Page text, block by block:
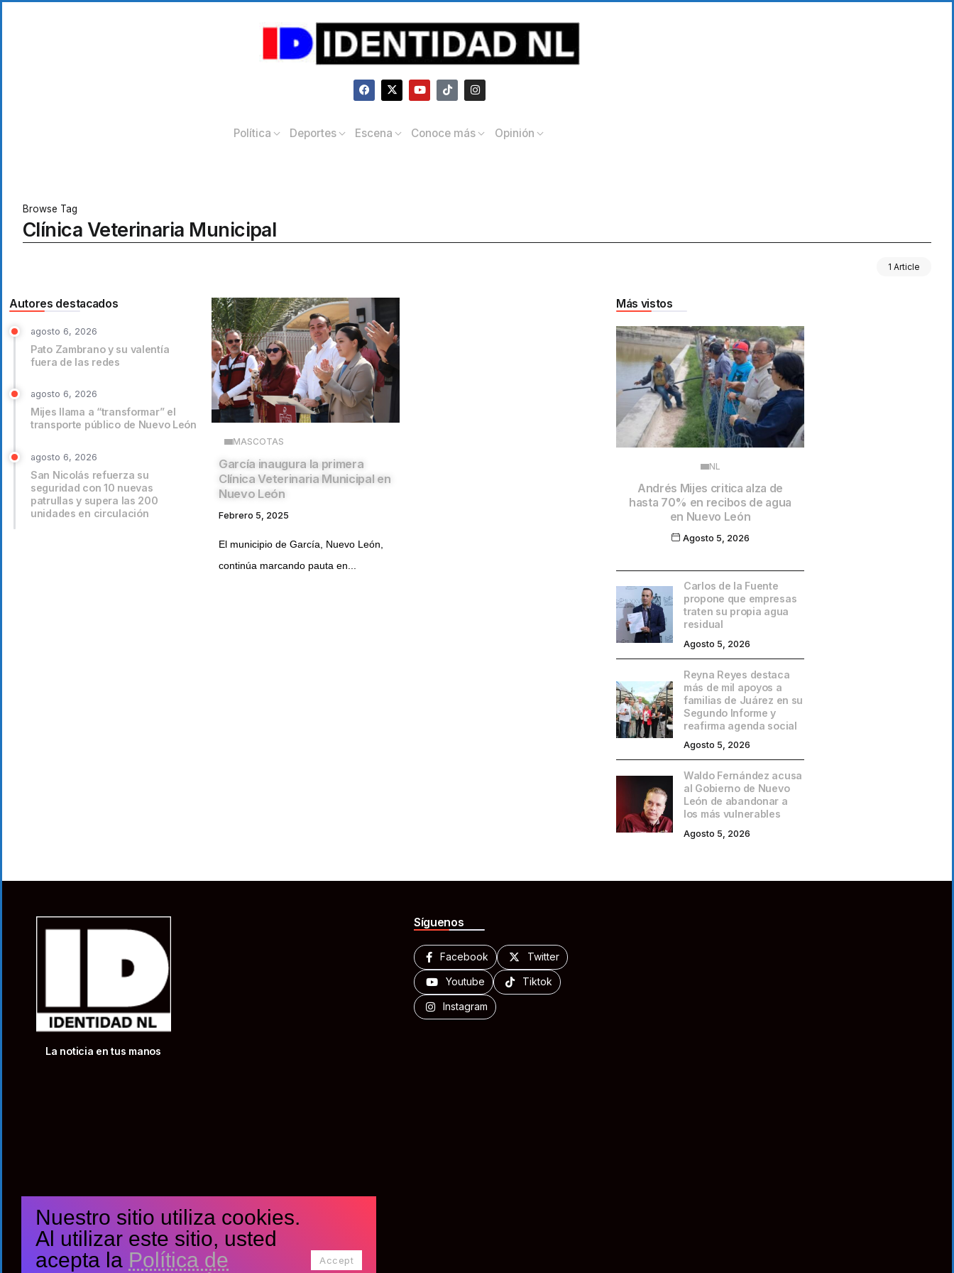
Política Deportes Escena Conoce más Opinión
Browse Tag
Clínica Veterinaria Municipal
1 Article
Autores destacados
agosto 6, 2026
Pato Zambrano y su valentía
fuera de las redes
agosto 6, 2026
Mijes llama a “transformar” el
transporte público de Nuevo León
agosto 6, 2026
San Nicolás refuerza su
seguridad con 10 nuevas
patrullas y supera las 200
unidades en circulación
MASCOTAS
García inaugura la primera
Clínica Veterinaria Municipal en
Nuevo León
Febrero 5, 2025
El municipio de García, Nuevo León,
continúa marcando pauta en...
Más vistos
NL
Andrés Mijes critica alza de
hasta 70% en recibos de agua
en Nuevo León
Agosto 5, 2026
Carlos de la Fuente
propone que empresas
traten su propia agua
residual
Agosto 5, 2026
Reyna Reyes destaca
más de mil apoyos a
familias de Juárez en su
Segundo Informe y
reafirma agenda social
Agosto 5, 2026
Waldo Fernández acusa
al Gobierno de Nuevo
León de abandonar a
los más vulnerables
Agosto 5, 2026
La noticia en tus manos
Síguenos
Facebook Twitter
Youtube Tiktok
Instagram
Nuestro sitio utiliza cookies.
Al utilizar este sitio, usted
acepta la Política de
Accept